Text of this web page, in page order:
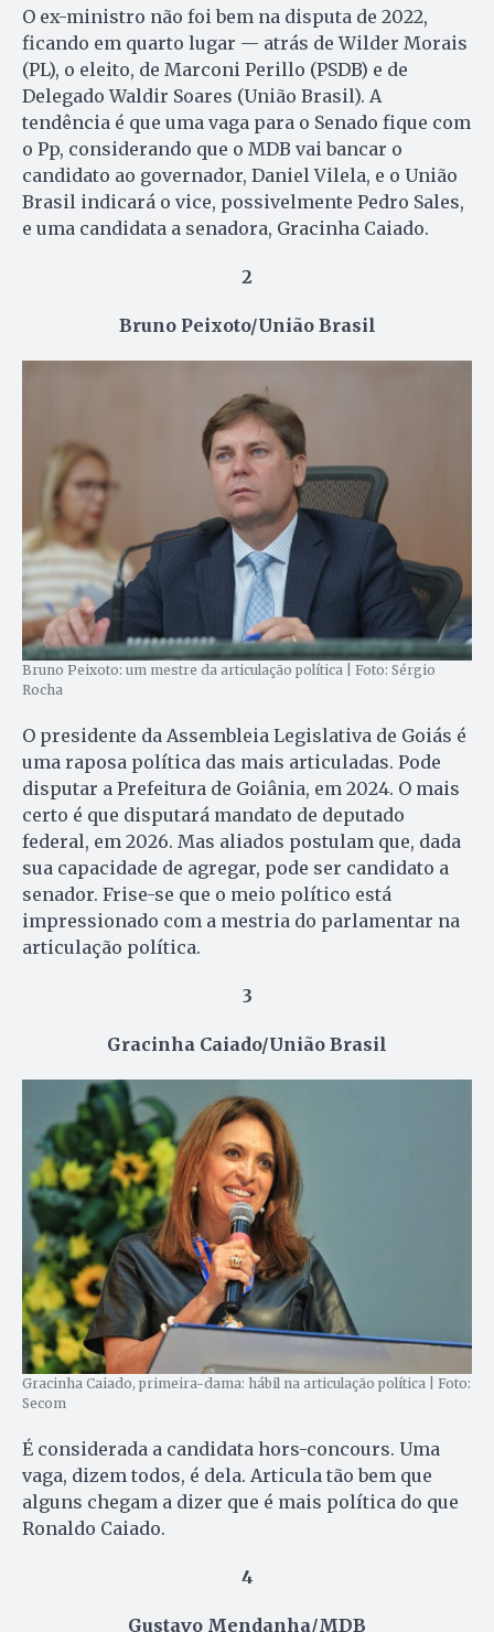
O ex-ministro não foi bem na disputa de 2022,
ficando em quarto lugar — atrás de Wilder Morais
(PL), o eleito, de Marconi Perillo (PSDB) e de
Delegado Waldir Soares (União Brasil). A
tendência é que uma vaga para o Senado fique com
o Pp, considerando que o MDB vai bancar o
candidato ao governador, Daniel Vilela, e o União
Brasil indicará o vice, possivelmente Pedro Sales,
e uma candidata a senadora, Gracinha Caiado.
2
Bruno Peixoto/União Brasil
Bruno Peixoto: um mestre da articulação política | Foto: Sérgio
Rocha
O presidente da Assembleia Legislativa de Goiás é
uma raposa política das mais articuladas. Pode
disputar a Prefeitura de Goiânia, em 2024. O mais
certo é que disputará mandato de deputado
federal, em 2026. Mas aliados postulam que, dada
sua capacidade de agregar, pode ser candidato a
senador. Frise-se que o meio político está
impressionado com a mestria do parlamentar na
articulação política.
3
Gracinha Caiado/União Brasil
Gracinha Caiado, primeira-dama: hábil na articulação política | Foto:
Secom
É considerada a candidata hors-concours. Uma
vaga, dizem todos, é dela. Articula tão bem que
alguns chegam a dizer que é mais política do que
Ronaldo Caiado.
4
Gustavo Mendanha/MDB